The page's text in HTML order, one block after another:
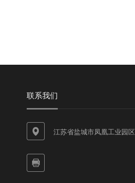
联系我们
江苏省盐城市凤凰工业园区